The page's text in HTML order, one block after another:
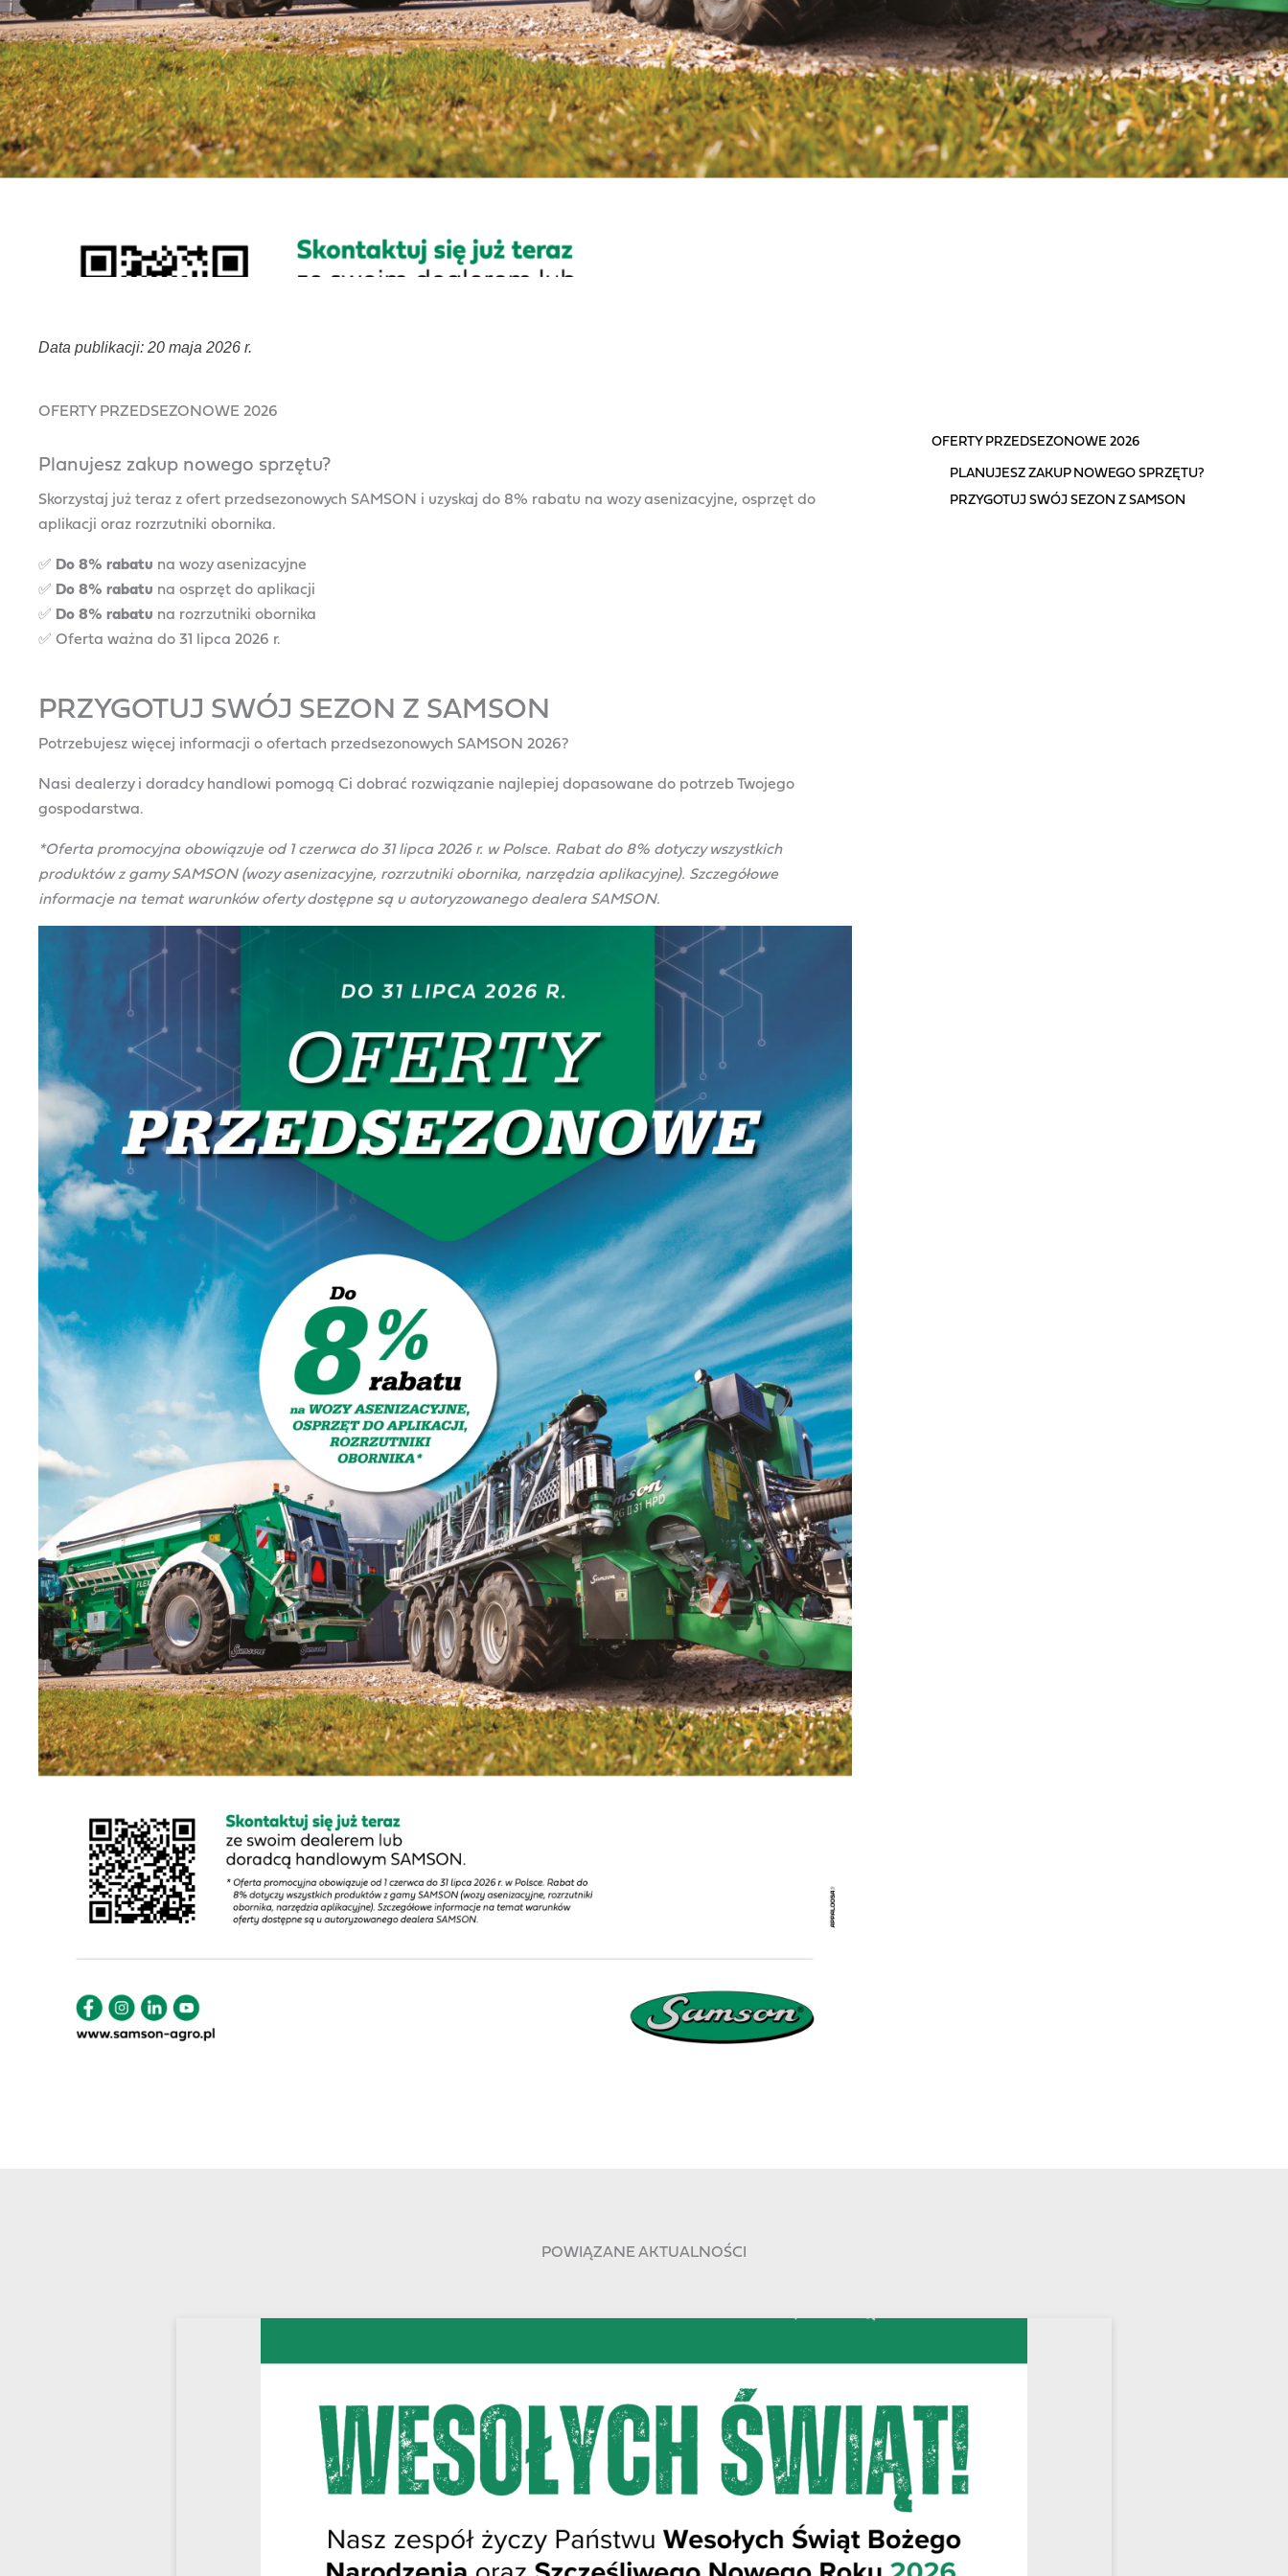
Data publikacji: 20 maja 2026 r.
OFERTY PRZEDSEZONOWE 2026
Planujesz zakup nowego sprzętu?
Skorzystaj już teraz z ofert przedsezonowych SAMSON i uzyskaj do 8% rabatu na wozy asenizacyjne, osprzęt do
aplikacji oraz rozrzutniki obornika.
✅ Do 8% rabatu na wozy asenizacyjne
✅ Do 8% rabatu na osprzęt do aplikacji
✅ Do 8% rabatu na rozrzutniki obornika
✅ Oferta ważna do 31 lipca 2026 r.
PRZYGOTUJ SWÓJ SEZON Z SAMSON
Potrzebujesz więcej informacji o ofertach przedsezonowych SAMSON 2026?
Nasi dealerzy i doradcy handlowi pomogą Ci dobrać rozwiązanie najlepiej dopasowane do potrzeb Twojego
gospodarstwa.
*Oferta promocyjna obowiązuje od 1 czerwca do 31 lipca 2026 r. w Polsce. Rabat do 8% dotyczy wszystkich
produktów z gamy SAMSON (wozy asenizacyjne, rozrzutniki obornika, narzędzia aplikacyjne). Szczegółowe
informacje na temat warunków oferty dostępne są u autoryzowanego dealera SAMSON.
OFERTY PRZEDSEZONOWE 2026
PLANUJESZ ZAKUP NOWEGO SPRZĘTU?
PRZYGOTUJ SWÓJ SEZON Z SAMSON
POWIĄZANE AKTUALNOŚCI